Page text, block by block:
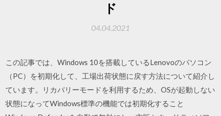
ド
04.04.2021
この記事では、Windows 10を搭載しているLenovoのパソコン
（PC）を初期化して、工場出荷状態に戻す方法について紹介し
ています。リカバリーモードを利用するため、OSが起動しない
状態になってWindows標準の機能では初期化すること